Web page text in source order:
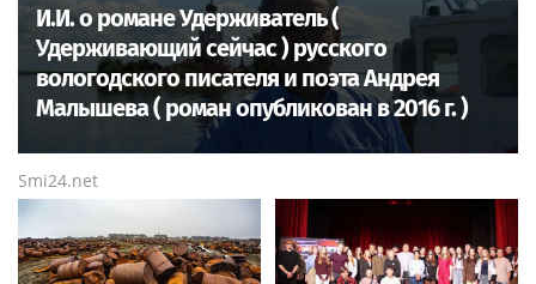
И.И. о романе Удерживатель (
Удерживающий сейчас ) русского
вологодского писателя и поэта Андрея
Малышева ( роман опубликован в 2016 г. )
Smi24.net